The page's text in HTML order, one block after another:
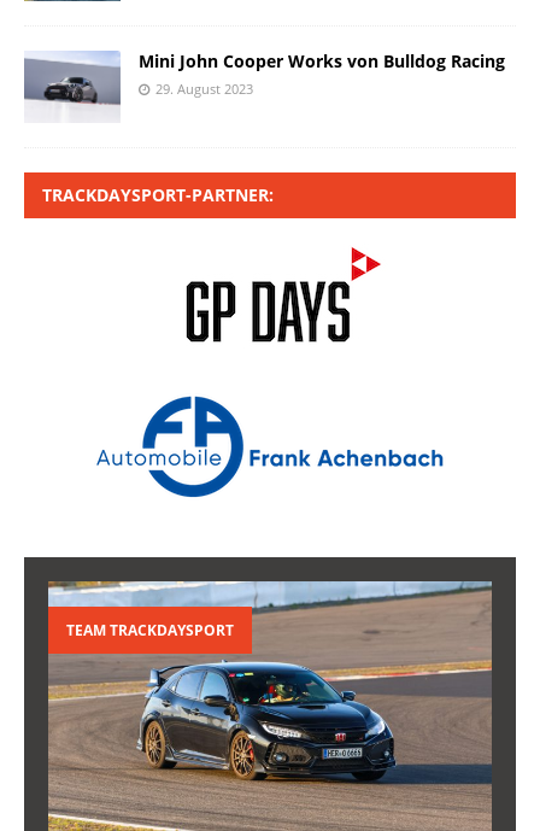
Mini John Cooper Works von Bulldog Racing
29. August 2023
TRACKDAYSPORT-PARTNER:
TEAM TRACKDAYSPORT